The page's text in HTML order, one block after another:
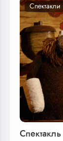
Спектакли